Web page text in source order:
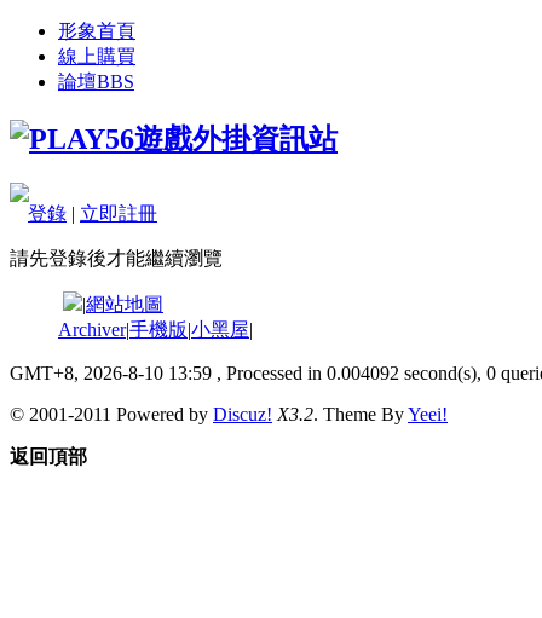
形象首頁
線上購買
論壇BBS
登錄 | 立即註冊
請先登錄後才能繼續瀏覽
|網站地圖
Archiver|手機版|小黑屋|
GMT+8, 2026-8-10 13:59 , Processed in 0.004092 second(s), 0
© 2001-2011 Powered by Discuz! X3.2. Theme ByYeei!
返回頂部